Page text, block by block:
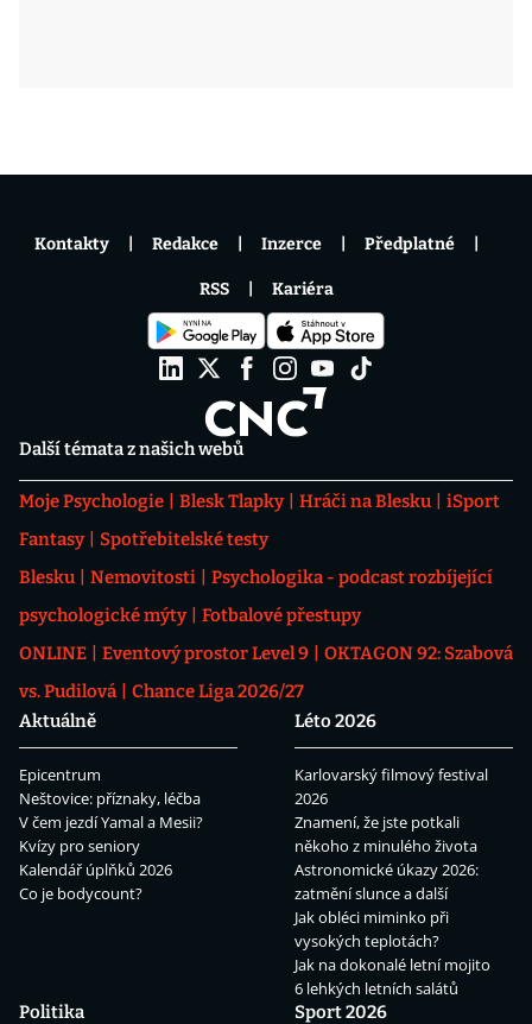
Další témata z našich webů
Moje Psychologie Blesk Tlapky Hráči na Blesku
iSport
Fantasy
Spotřebitelské testy
Blesku
Nemovitosti
Psychologika - podcast rozbíjející
psychologické mýty
Fotbalové přestupy
ONLINE
Eventový prostor Level 9
OKTAGON 92: Szabová
vs. Pudilová
Chance Liga 2026/27
Aktuálně
Epicentrum
Neštovice: příznaky, léčba
V čem jezdí Yamal a Mesii?
Kvízy pro seniory
Kalendář úplňků 2026
Co je bodycount?
Léto 2026
Karlovarský filmový festival
2026
Znamení, že jste potkali
někoho z minulého života
Astronomické úkazy 2026:
zatmění slunce a další
Jak obléci miminko při
vysokých teplotách?
Jak na dokonalé letní mojito
6 lehkých letních salátů
Politika
Sport 2026
Kontakty Redakce Inzerce Předplatné
RSS Kariéra